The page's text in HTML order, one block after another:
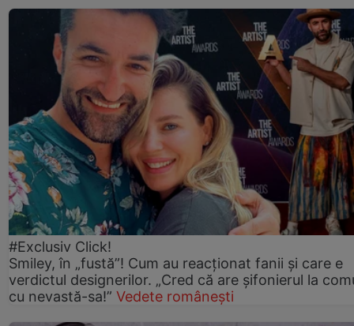
#Exclusiv Click!
Smiley, în „fustă”! Cum au reacționat fanii și care e
verdictul designerilor. „Cred că are șifonierul la
cu nevastă-sa!” Vedete românești